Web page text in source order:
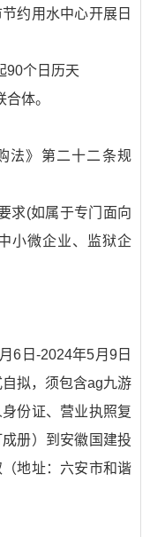
约用水中心开展日
90个日历天
体。
法》 第二十二条规
求(如属于专门面向
小微企业、监狱企
6日-2024年5月9日
拟，须包含ag九游
份证、营业执照复
册）到安徽国建投
地址：六安市和谐